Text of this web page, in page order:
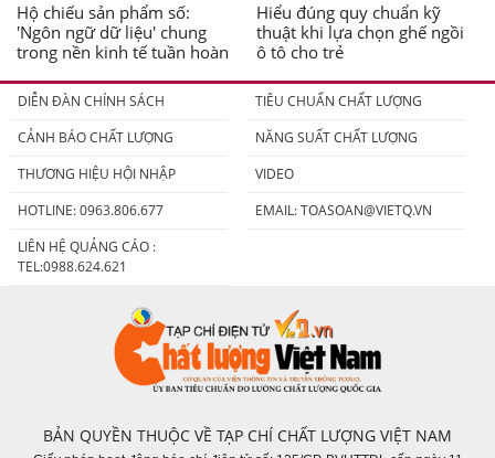
Hộ chiếu sản phẩm số:
'Ngôn ngữ dữ liệu' chung
trong nền kinh tế tuần hoàn
Hiểu đúng quy chuẩn kỹ
thuật khi lựa chọn ghế ngồi
ô tô cho trẻ
DIỄN ĐÀN CHÍNH SÁCH
TIÊU CHUẨN CHẤT LƯỢNG
CẢNH BÁO CHẤT LƯỢNG
NĂNG SUẤT CHẤT LƯỢNG
THƯƠNG HIỆU HỘI NHẬP
VIDEO
HOTLINE: 0963.806.677
EMAIL:TOASOAN@VIETQ.VN
LIÊN HỆ QUẢNG CÁO :
TEL:0988.624.621
BẢN QUYỀN THUỘC VỀ TẠP CHÍ CHẤT LƯỢNG VIỆT NAM